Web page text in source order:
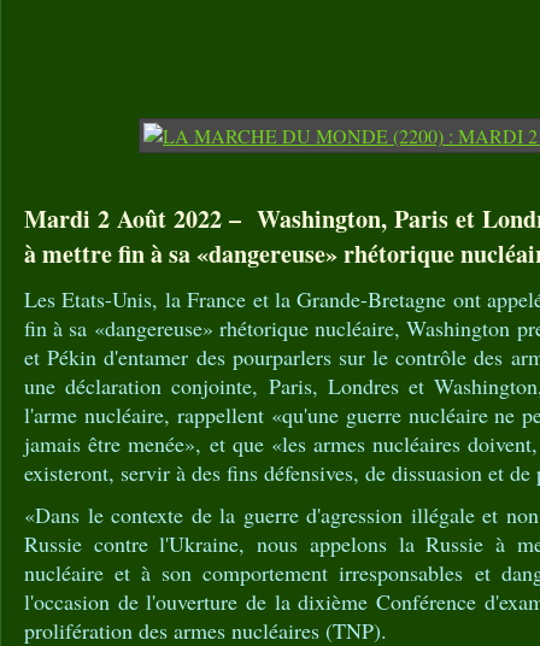
Mardi 2 Août 2022 – Washington, Paris et
à mettre fin à sa «dangereuse» rhétorique
Les Etats-Unis, la France et la Grande-Bretagne ont
fin à sa «dangereuse» rhétorique nucléaire, Washington
et Pékin d'entamer des pourparlers sur le contrôle des
une déclaration conjointe, Paris, Londres et
l'arme nucléaire, rappellent «qu'une guerre nucléaire ne
jamais être menée», et que «les armes nucléaires
existeront, servir à des fins défensives, de dissuasion et
«Dans le contexte de la guerre d'agression illégale et
Russie contre l'Ukraine, nous appelons la Russie à
nucléaire et à son comportement irresponsables et
l'occasion de l'ouverture de la dixième Conférence
prolifération des armes nucléaires (TNP).